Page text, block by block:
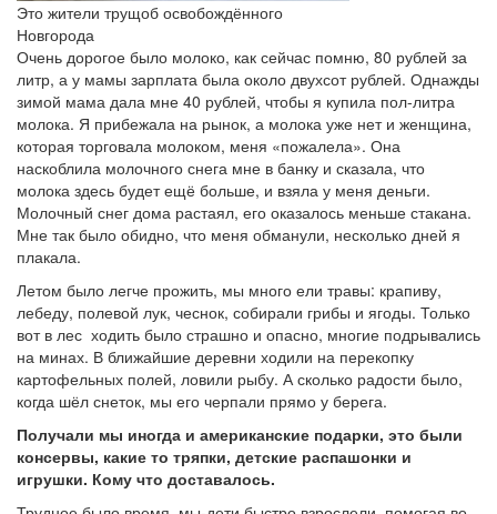
Это жители трущоб освобождённого
Новгорода
Очень дорогое было молоко, как сейчас помню, 80 рублей за
литр, а у мамы зарплата была около двухсот рублей. Однажды
зимой мама дала мне 40 рублей, чтобы я купила пол-литра
молока. Я прибежала на рынок, а молока уже нет и женщина,
которая торговала молоком, меня «пожалела». Она
наскоблила молочного снега мне в банку и сказала, что
молока здесь будет ещё больше, и взяла у меня деньги.
Молочный снег дома растаял, его оказалось меньше стакана.
Мне так было обидно, что меня обманули, несколько дней я
плакала.
Летом было легче прожить, мы много ели травы: крапиву,
лебеду, полевой лук, чеснок, собирали грибы и ягоды. Только
вот в лес ходить было страшно и опасно, многие подрывались
на минах. В ближайшие деревни ходили на перекопку
картофельных полей, ловили рыбу. А сколько радости было,
когда шёл снеток, мы его черпали прямо у берега.
Получали мы иногда и американские подарки, это были
консервы, какие то тряпки, детские распашонки и
игрушки. Кому что доставалось.